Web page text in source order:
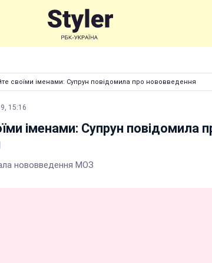
своїми іменами: Супрун повідомила про нововведення
15:16
іменами: Супрун повідомила
нововведення МОЗ